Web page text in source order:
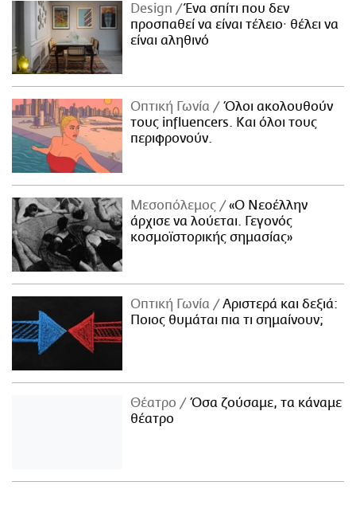
Design
Ένα σπίτι που δεν
προσπαθεί να είναι τέλειο· θέλει να
είναι αληθινό
Οπτική Γωνία
Όλοι ακολουθούν
τους influencers. Και όλοι τους
περιφρονούν.
Μεσοπόλεμος
«Ο Νεοέλλην
άρχισε να λούεται. Γεγονός
κοσμοϊστορικής σημασίας»
Οπτική Γωνία
Αριστερά και δεξιά:
Ποιος θυμάται πια τι σημαίνουν;
Θέατρο
Όσα ζούσαμε, τα κάναμε
θέατρο